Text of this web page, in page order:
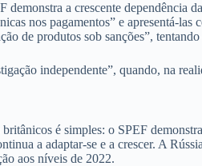
demonstra a crescente dependência
nos pagamentos” e apresentá-
de produtos sob sanções”,
independente”, quando, na
é simples: o SPEF
a adaptar-se e a crescer. A
aos níveis de 2022.